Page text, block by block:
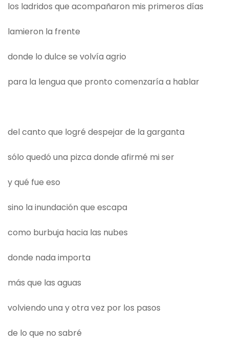
los ladridos que acompañaron mis primeros días
lamieron la frente
donde lo dulce se volvía agrio
para la lengua que pronto comenzaría a hablar
del canto que logré despejar de la garganta
sólo quedó una pizca donde afirmé mi ser
y qué fue eso
sino la inundación que escapa
como burbuja hacia las nubes
donde nada importa
más que las aguas
volviendo una y otra vez por los pasos
de lo que no sabré